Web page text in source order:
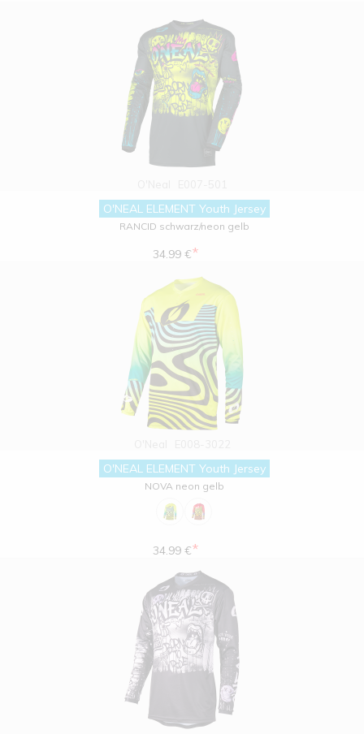
O'NEAL ELEMENT Youth Jersey
RANCID schwarz/neon gelb
34.99 €*
O'NEAL ELEMENT Youth Jersey
NOVA neon gelb
34.99 €*